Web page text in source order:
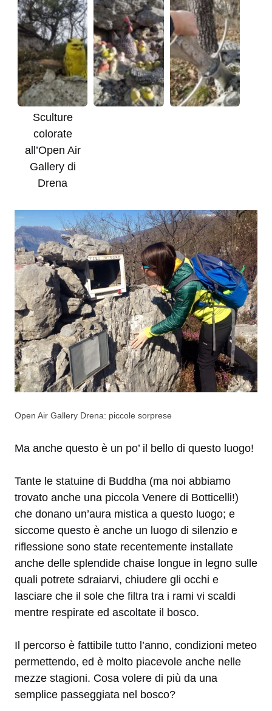
Sculture
colorate
all’Open Air
Gallery di
Drena
Open Air Gallery Drena: piccole sorprese
Ma anche questo è un po’ il bello di questo luogo!
Tante le statuine di Buddha (ma noi abbiamo
trovato anche una piccola Venere di Botticelli!)
che donano un’aura mistica a questo luogo; e
siccome questo è anche un luogo di silenzio e
riflessione sono state recentemente installate
anche delle splendide chaise longue in legno sulle
quali potrete sdraiarvi, chiudere gli occhi e
lasciare che il sole che filtra tra i rami vi scaldi
mentre respirate ed ascoltate il bosco.
Il percorso è fattibile tutto l’anno, condizioni meteo
permettendo, ed è molto piacevole anche nelle
mezze stagioni. Cosa volere di più da una
semplice passeggiata nel bosco?